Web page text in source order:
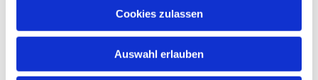
Cookies zulassen
Auswahl erlauben